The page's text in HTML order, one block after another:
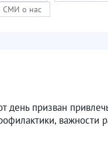
СМИ о нас
призван
важности